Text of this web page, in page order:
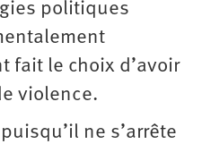
politiques
fait le choix d’avoir
violence.
ne s’arrête